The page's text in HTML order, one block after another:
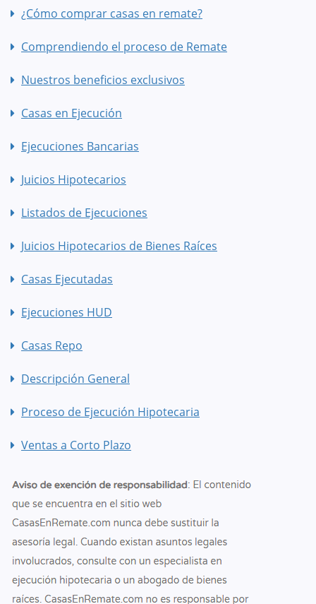
¿Cómo comprar casas en remate?
Comprendiendo el proceso de Remate
Nuestros beneficios exclusivos
Casas en Ejecución
Ejecuciones Bancarias
Juicios Hipotecarios
Listados de Ejecuciones
Juicios Hipotecarios de Bienes Raíces
Casas Ejecutadas
Ejecuciones HUD
Casas Repo
Descripción General
Proceso de Ejecución Hipotecaria
Ventas a Corto Plazo